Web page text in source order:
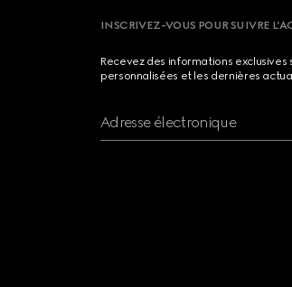
INSCRIVEZ-VOUS POUR SUIVRE
Recevez des informations
personnalisées et les dernières
Adresse électronique